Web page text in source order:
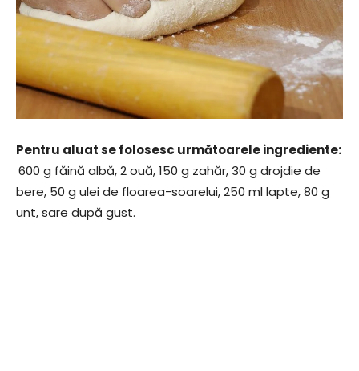
Pentru aluat se folosesc următoarele ingrediente:
600 g făină albă, 2 ouă, 150 g zahăr, 30 g drojdie de
bere, 50 g ulei de floarea-soarelui, 250 ml lapte, 80 g
unt, sare după gust.